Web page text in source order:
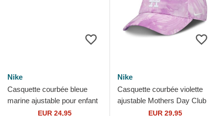
Nike
Casquette courbée bleue
marine ajustable pour enfant
Dri-Fit Club Structured New
EUR 24,95
Nike
Casquette courbée violette
ajustable Mothers Day Club
Unstructured Organic Cotton
EUR 29,95